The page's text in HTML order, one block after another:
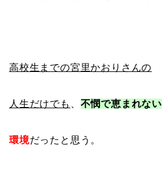
高校生までの宮里かおりさんの
人生だけでも 不憫で恵まれない
環境だったと思う。